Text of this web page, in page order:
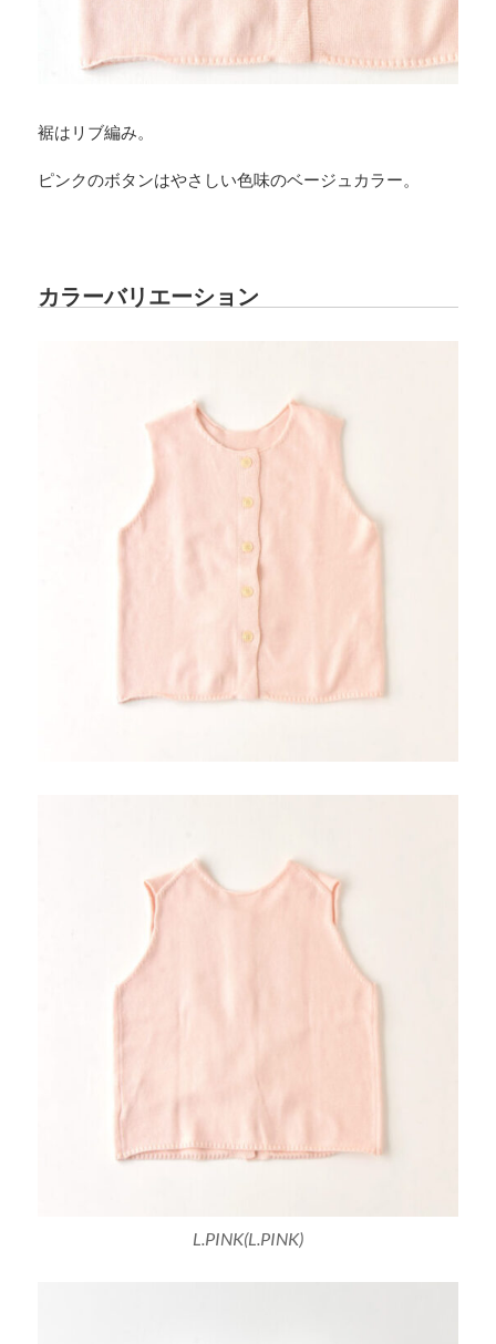
裾はリブ編み。
ピンクのボタンはやさしい色味のベージュカラー。
カラーバリエーション
L.PINK(L.PINK)